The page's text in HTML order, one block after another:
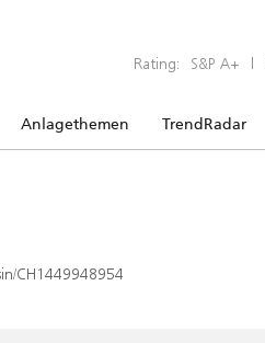
Rating: S&P A+ |
Anlagethemen TrendRadar
CH1449948954